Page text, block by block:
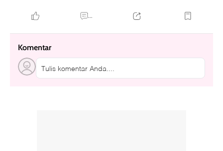
...
Komentar
Tulis komentar Anda....